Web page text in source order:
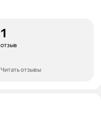
1
отзыв
Читать отзывы